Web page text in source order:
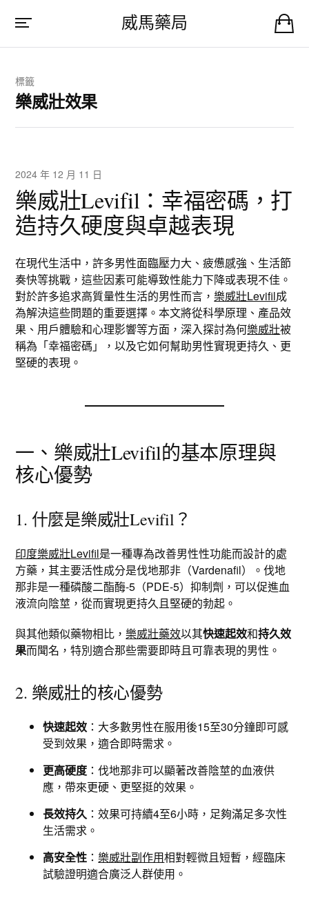
威馬藥局
標籤
樂威壯效果
2024 年 12 月 11 日
樂威壯Levifil：幸福密碼，打
造持久硬度與卓越表現
在現代生活中，許多男性面臨壓力大、疲憊感強、生活節
奏快等挑戰，這些因素可能導致性能力下降或表現不佳。
對於許多追求高質量性生活的男性而言，樂威壯Levifil成
為解決這些問題的重要選擇。本文將從科學原理、產品效
果、用戶體驗和心理影響等方面，深入探討為何樂威壯被
稱為「幸福密碼」，以及它如何幫助男性實現更持久、更
堅硬的表現。
一、樂威壯Levifil的基本原理與
核心優勢
1. 什麼是樂威壯Levifil？
印度樂威壯Levifil是一種專為改善男性性功能而設計的處
方藥，其主要活性成分是伐地那非（Vardenafil）。伐地
那非是一種磷酸二酯酶-5（PDE-5）抑制劑，可以促進血
液流向陰莖，從而實現更持久且堅硬的勃起。
與其他類似藥物相比，樂威壯藥效以其快速起效和持久效
果而聞名，特別適合那些需要即時且可靠表現的男性。
2. 樂威壯的核心優勢
快速起效 ：大多數男性在服用後15至30分鐘即可感
受到效果，適合即時需求。
更高硬度 ：伐地那非可以顯著改善陰莖的血液供
應，帶來更硬、更堅挺的效果。
長效持久 ：效果可持續4至6小時，足夠滿足多次性
生活需求。
高安全性 ：樂威壯副作用相對輕微且短暫，經臨床
試驗證明適合廣泛人群使用。